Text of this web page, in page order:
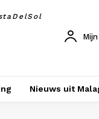
Nieuws uit